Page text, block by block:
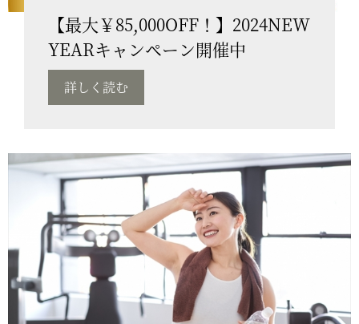
【最大￥85,000OFF！】2024NEW
YEARキャンペーン開催中
詳しく読む